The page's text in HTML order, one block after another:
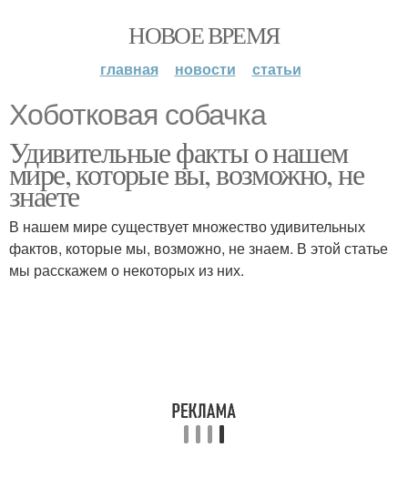
НОВОЕ ВРЕМЯ
главная новости статьи
Хоботковая собачка
Удивительные факты о нашем
мире, которые вы, возможно, не
знаете
В нашем мире существует множество удивительных
фактов, которые мы, возможно, не знаем. В этой статье
мы расскажем о некоторых из них.